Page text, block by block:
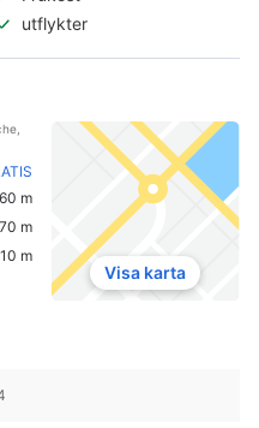
utflykter
60 m
70 m
m
Visa karta